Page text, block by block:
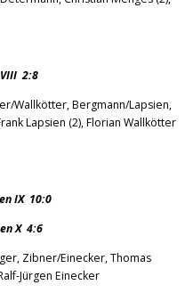
VIII 2:8
Wallkötter, Bergmann/Lapsien,
Lapsien (2), Florian Wallkötter
IX 10:0
X 4:6
Zibner/Einecker, Thomas
Jürgen Einecker